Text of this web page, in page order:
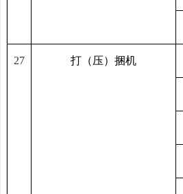
27 打（压） 捆机